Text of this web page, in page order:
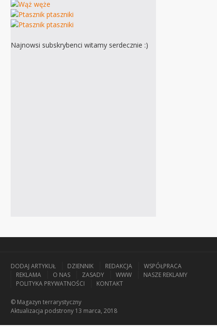
Najnowsi subskrybenci witamy serdecznie :)
DODAJ ARTYKUŁ DZIENNIK REDAKCJA
WSPÓŁPRACA
REKLAMA
O NAS ZASADY WWW
NASZE REKLAMY
POLITYKA PRYWATNOŚCI
KONTAKT
© Magazyn terrarystyczny
Aktualizacja podstrony 13 marca, 2018